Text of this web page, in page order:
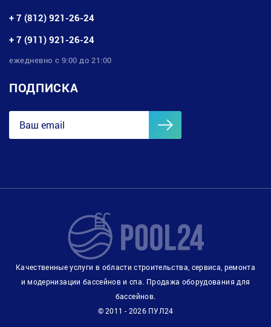
+ 7 (812) 921-26-24
+ 7 (911) 921-26-24
ежедневно с 9:00 до 21:00
ПОДПИСКА
Качественные услуги в области строительства, сервиса, ремонта
и модернизации бассейнов и спа. Продажа оборудования для
бассейнов.
© 2011 - 2026 ПУЛ24